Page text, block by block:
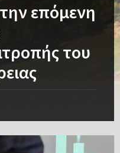
επόμενη
του